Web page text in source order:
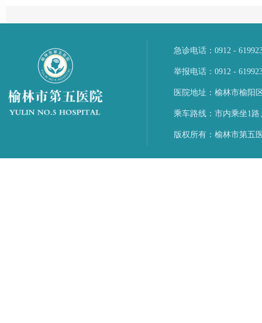
急诊电话：0912 -
举报电话：0912 -
医院地址：榆林市榆阳
乘车路线：市内乘坐1
版权所有：榆林市第五